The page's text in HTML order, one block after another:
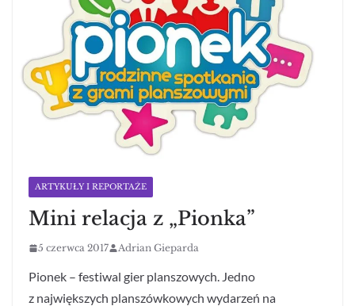
ARTYKUŁY I REPORTAŻE
Mini relacja z „Pionka”
5 czerwca 2017 Adrian Gieparda
Pionek – festiwal gier planszowych. Jedno
z największych planszówkowych wydarzeń na